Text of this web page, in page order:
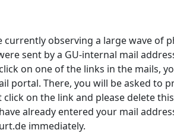
currently observing a large wave of
sent by a GU-internal mail
on one of the links in the mails,
portal. There, you will be asked to
click on the link and please delete
already entered your mail
immediately.